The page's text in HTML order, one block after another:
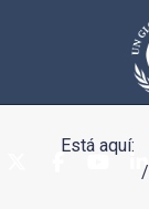
Está aquí: